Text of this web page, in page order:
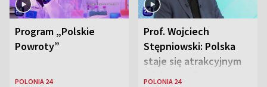
Program „Polskie
Powroty”
POLONIA 24
Prof. Wojciech
Stępniowski: Polska
staje się atrakcyjnym
miejscem dla
POLONIA 24